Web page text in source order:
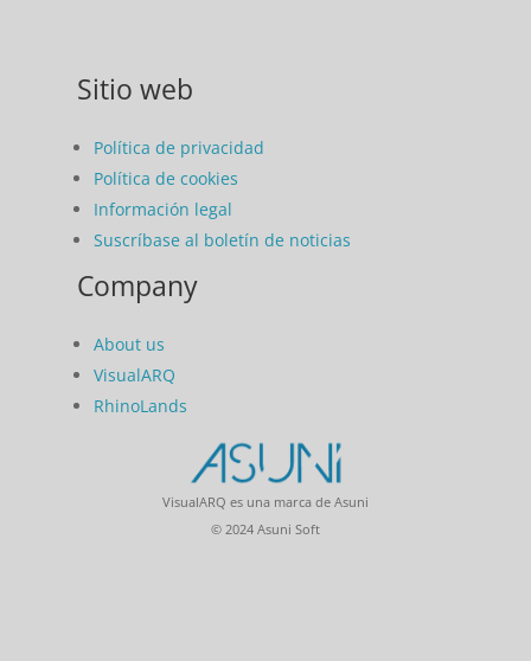
Sitio web
Política de privacidad
Política de cookies
Información legal
Suscríbase al boletín de noticias
Company
About us
VisualARQ
RhinoLands
VisualARQ es una marca de Asuni
© 2024 Asuni Soft